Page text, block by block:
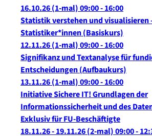
16.10.26(1-mal)09:00- 16:00
Statistik verstehen und visualisieren
Statistiker*innen (Basiskurs)
12.11.26(1-mal)09:00- 16:00
Signifikanz und Textanalyse für
Entscheidungen (Aufbaukurs)
13.11.26(1-mal)09:00- 16:00
Initiative Sichere IT! Grundlagen der
Informationssicherheit und des
Exklusiv für FU-Beschäftigte
18.11.26 - 19.11.26(2-mal)09:00-